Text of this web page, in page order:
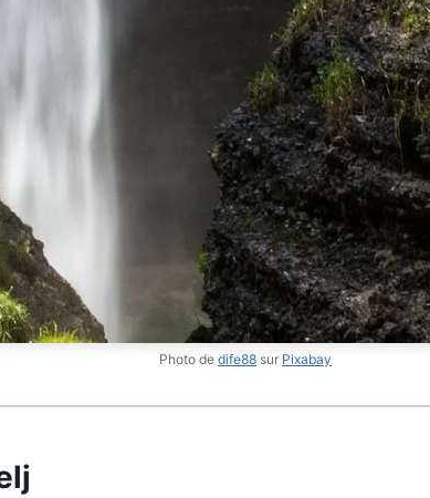
Photo de dife88 sur Pixabay